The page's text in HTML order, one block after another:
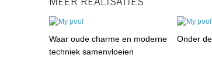
MEER REALISATIES
Waar oude charme en moderne
techniek samenvloeien
Onder